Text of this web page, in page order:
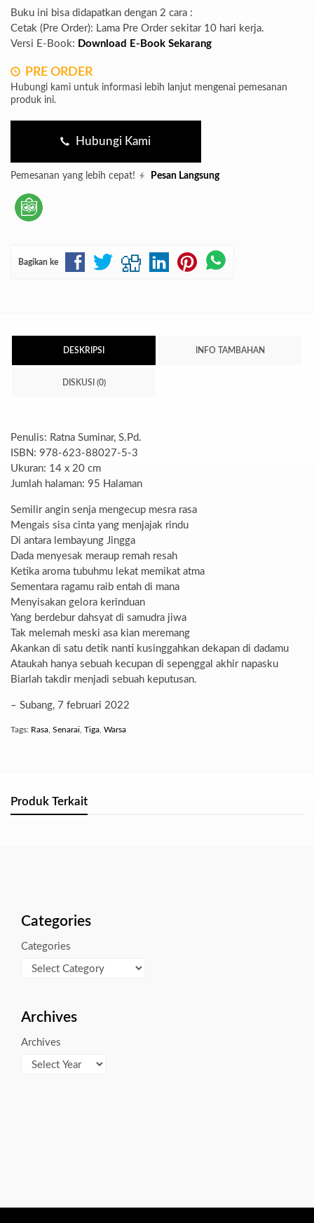
Buku ini bisa didapatkan dengan 2 cara :
Cetak (Pre Order): Lama Pre Order sekitar 10 hari kerja.
Versi E-Book: Download E-Book Sekarang
PRE ORDER
Hubungi kami untuk informasi lebih lanjut mengenai pemesanan
produk ini.
Hubungi Kami
Pemesanan yang lebih cepat! Pesan Langsung
Bagikan ke
DESKRIPSI INFO TAMBAHAN
DISKUSI (0)
Penulis: Ratna Suminar, S.Pd.
ISBN: 978-623-88027-5-3
Ukuran: 14 x 20 cm
Jumlah halaman: 95 Halaman
Semilir angin senja mengecup mesra rasa
Mengais sisa cinta yang menjajak rindu
Di antara lembayung Jingga
Dada menyesak meraup remah resah
Ketika aroma tubuhmu lekat memikat atma
Sementara ragamu raib entah di mana
Menyisakan gelora kerinduan
Yang berdebur dahsyat di samudra jiwa
Tak melemah meski asa kian meremang
Akankan di satu detik nanti kusinggahkan dekapan di dadamu
Ataukah hanya sebuah kecupan di sepenggal akhir napasku
Biarlah takdir menjadi sebuah keputusan.
– Subang, 7 februari 2022
Tags: Rasa Senarai Tiga Warsa
Produk Terkait
Categories
Categories
Archives
Archives